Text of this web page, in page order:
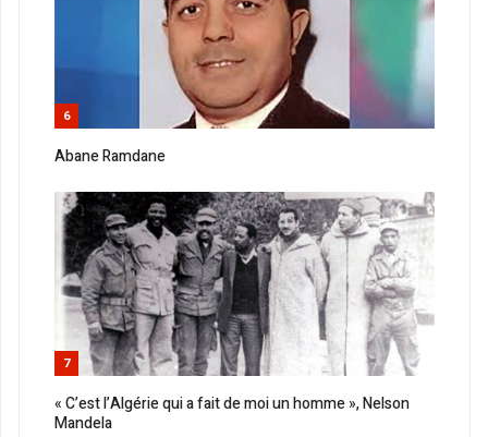
6
Abane Ramdane
7
« C’est l’Algérie qui a fait de moi un homme », Nelson
Mandela